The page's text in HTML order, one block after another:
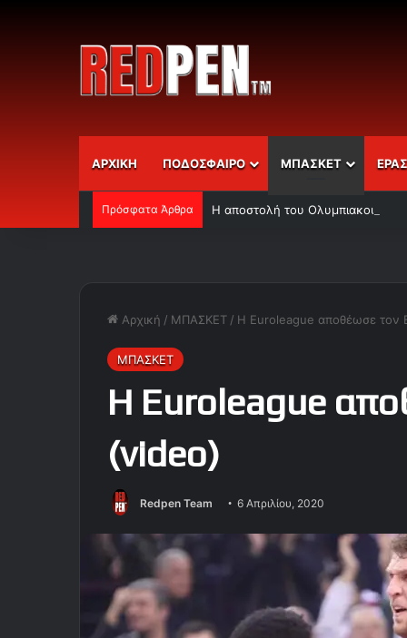
ΑΡΧΙΚΗ ΠΟΔΟΣΦΑΙΡΟ ΜΠΑΣΚΕΤ
Πρόσφατα Άρθρα Η αποστολή του Ολυμπιακού
Αρχική / ΜΠΑΣΚΕΤ / H Euroleague αποθέωσε τον
ΜΠΑΣΚΕΤ
H Euroleague
(video)
Redpen Team 6 Απριλίου, 2020